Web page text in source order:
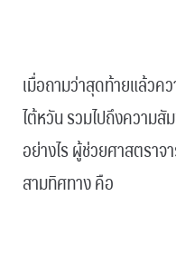
เมื่อถามว่าสุดท้ายแล้วค
ไต้หวัน รวมไปถึงความ
อย่างไร ผู้ช่วยศาสตราจ
สามทิศทาง คือ